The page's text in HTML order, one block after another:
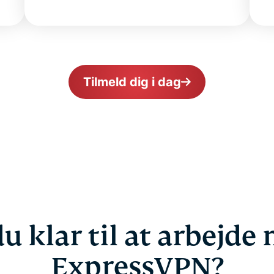
Tilmeld dig i dag
klar til at arbejde
ExpressVPN?